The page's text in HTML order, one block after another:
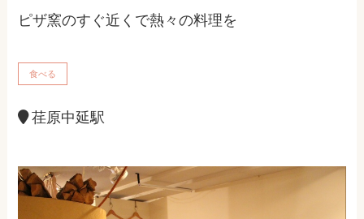
ピザ窯のすぐ近くで熱々の料理を
食べる
荏原中延駅